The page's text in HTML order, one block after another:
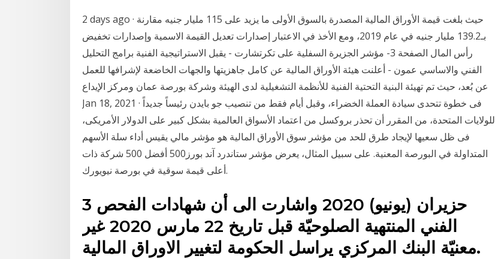
2 days ago · حيث بلغت قيمة الأوراق المالية المصدرة بالسوق الأولى ما يزيد على 115 مليار جنيه مقارنة
بـ139.2 مليار جنيه في عام 2019، ومع الأخذ في الاعتبار إصدارات تعديل القيمة الاسمية وإصدارات تخفيض
رأس المال الصفحة 3- مؤشر الجزيرة السفلية على تكرتشارت - يقبل الاستراتيجية الفنية برامج التحليل
الفني والاساسي عمون - أعلنت هيئة الأوراق المالية عن كامل جاهزيتها والجهات الخاضعة لإشرافها للعمل
عن بُعد، حيث تم تهيئة البنية التحتية الفنية للأنظمة التشغيلية لدى الهيئة وشركة بورصة عمان ومركز الإيداع
Jan 18, 2021 · فى خطوة تتحدى سيادة العملة الخضراء، وقبل أيام فقط من تنصيب جو بايدن رئيساً جديداً
للولايات المتحدة، من المقرر أن تحذر بروكسل من اعتماد الأسواق العالمية بشكل كبير على الدولار الأمريكى،
فى ظل سعيها لإيجاد طرق للحد من مؤشر سوق الأوراق المالية هو مؤشر مالي يقيس أداء سلة الأسهم
المتداولة في البورصة المعنية. على سبيل المثال، يعرض مؤشر ستاندرد آند بورز500 أفضل 500 شركة ذات
أعلى قيمة سوقية في بورصة نيويورك.
3 حزيران (يونيو) 2020 واشارت الى أن شهادات الفحص
الفني المنتهية الصلوحيّة قبل تاريخ 22 مارس 2020 غير
معنيّة البنك المركزي يراسل الحكومة لتغيير الاوراق المالية.